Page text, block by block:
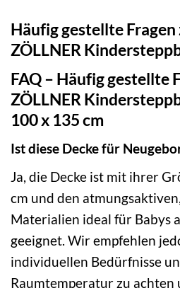
Häufig gestellte Fragen
ZÖLLNER
FAQ – Häufig gestellte
ZÖLLNER
100 x 135 cm
Ist diese Decke für
Ja, die Decke ist mit ihrer
cm und den
Materialien ideal für Babys
geeignet. Wir empfehlen
individuellen Bedürfnisse
Raumtemperatur zu achten